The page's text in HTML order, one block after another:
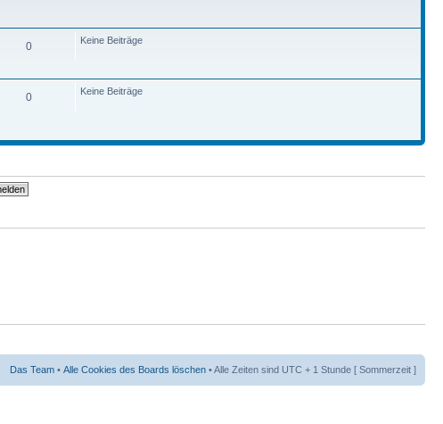
0 Keine Beiträge
0 Keine Beiträge
Das Team • Alle Cookies des Boards löschen • Alle Zeiten sind UTC + 1 Stunde [ Sommerzeit ]